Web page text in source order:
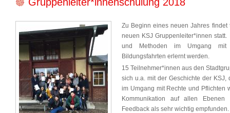
Zu Beginn eines neuen Jahres
neuen KSJ Gruppenleiter*innen
und Methoden im Umgang mit
Bildungsfahrten erlernt werden.
15 Teilnehmer*innen aus den
sich u.a. mit der Geschichte der
im Umgang mit Rechte und Pflichten
Kommunikation auf allen
Feedback als sehr wichtig empfunden.